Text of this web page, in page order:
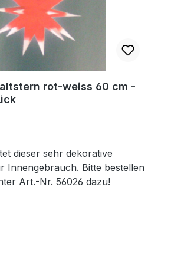
rot-weiss 60 cm -
dieser sehr dekorative
Innengebrauch. Bitte bestellen
Art.-Nr. 56026 dazu!